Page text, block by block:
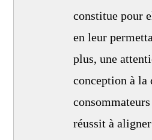
constitue pour
en leur
plus, une
conception à
réussit à